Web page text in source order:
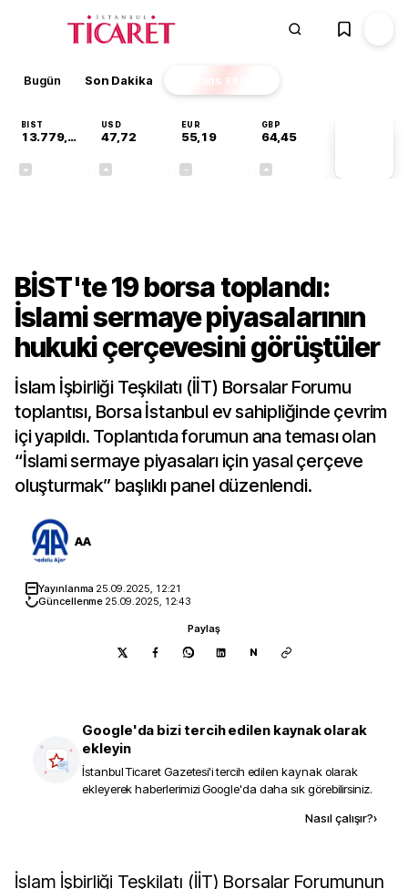
Bugün Son Dakika Finans EKSTRA
BIST
13.779,39
USD
47,72
EUR
55,19
GBP
64,45
BİST'te 19 borsa toplandı:
İslami sermaye piyasalarının
hukuki çerçevesini görüştüler
İslam İşbirliği Teşkilatı (İİT) Borsalar Forumu
toplantısı, Borsa İstanbul ev sahipliğinde çevrim
içi yapıldı. Toplantıda forumun ana teması olan
“İslami sermaye piyasaları için yasal çerçeve
oluşturmak” başlıklı panel düzenlendi.
AA
Yayınlanma 25.09.2025, 12:21
Güncellenme 25.09.2025, 12:43
Paylaş
N
Google'da bizi tercih edilen kaynak olarak
ekleyin
İstanbul Ticaret Gazetesi'i tercih edilen kaynak olarak
ekleyerek haberlerimizi Google'da daha sık görebilirsiniz.
Nasıl çalışır?›
İslam İşbirliği Teşkilatı (İİT) Borsalar Forumunun